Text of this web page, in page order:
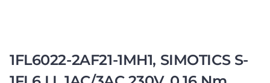
1FL6022-2AF21-1MH1, SIMOTICS S-